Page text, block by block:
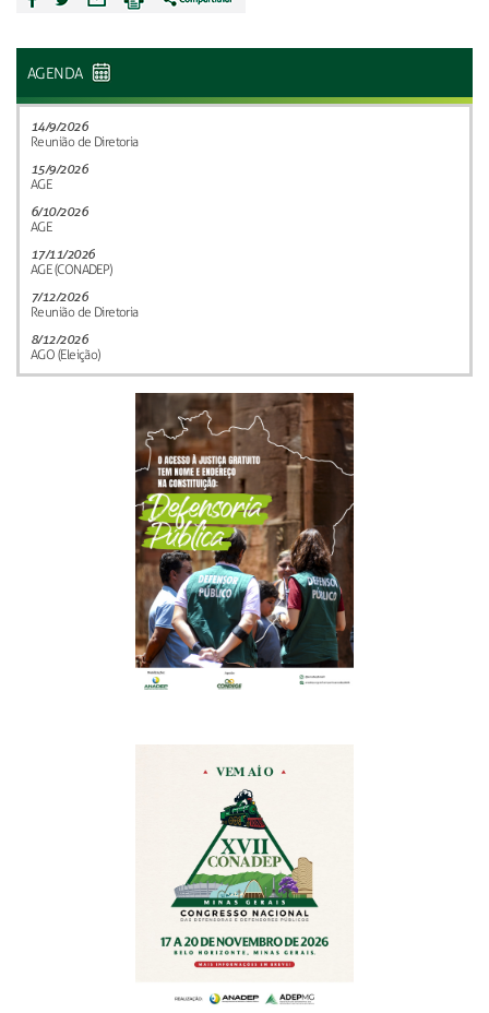
AGENDA
14/9/2026
Reunião de Diretoria
15/9/2026
AGE
6/10/2026
AGE
17/11/2026
AGE (CONADEP)
7/12/2026
Reunião de Diretoria
8/12/2026
AGO (Eleição)